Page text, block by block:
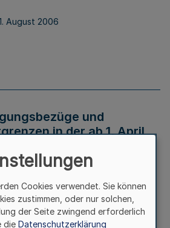
August 2006
und
in der ab 1. April
Cookies verwendet. Sie können
zustimmen, oder nur solchen,
der Seite zwingend erforderlich
die Datenschutzerklärung